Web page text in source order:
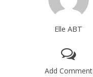
Elle ABT
Add Comment